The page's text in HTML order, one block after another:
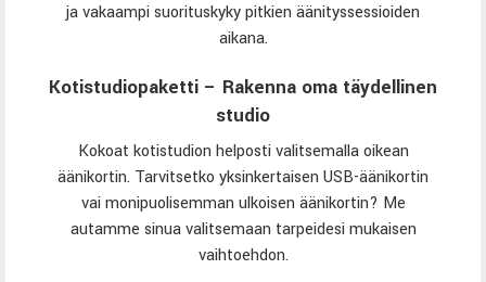
ja vakaampi suorituskyky pitkien äänityssessioiden
aikana.
Kotistudiopaketti – Rakenna oma täydellinen
studio
Kokoat kotistudion helposti valitsemalla oikean
äänikortin. Tarvitsetko yksinkertaisen USB-äänikortin
vai monipuolisemman ulkoisen äänikortin? Me
autamme sinua valitsemaan tarpeidesi mukaisen
vaihtoehdon.